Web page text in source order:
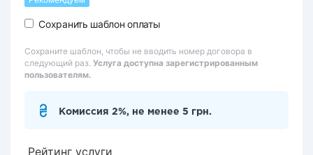
Сохранить шаблон оплаты
Сохраните шаблон, чтобы не вводить номер договора в
следующий раз. Услуга доступна зарегистрированным
пользователям.
Комиссия 2%, не менее 5 грн.
Рейтинг услуги